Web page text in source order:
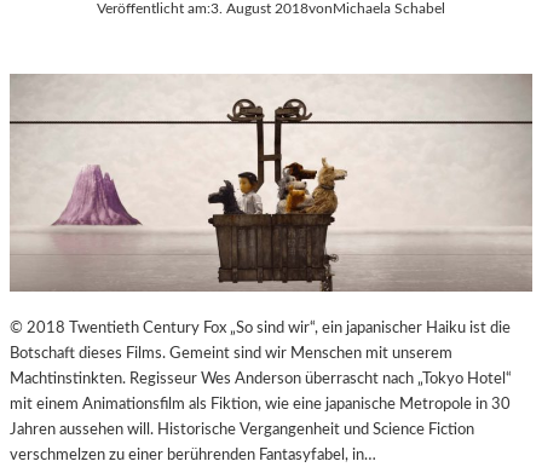
Veröffentlicht am:3. August 2018vonMichaela Schabel
© 2018 Twentieth Century Fox „So sind wir“, ein japanischer Haiku ist die
Botschaft dieses Films. Gemeint sind wir Menschen mit unserem
Machtinstinkten. Regisseur Wes Anderson überrascht nach „Tokyo Hotel“
mit einem Animationsfilm als Fiktion, wie eine japanische Metropole in 30
Jahren aussehen will. Historische Vergangenheit und Science Fiction
verschmelzen zu einer berührenden Fantasyfabel, in…